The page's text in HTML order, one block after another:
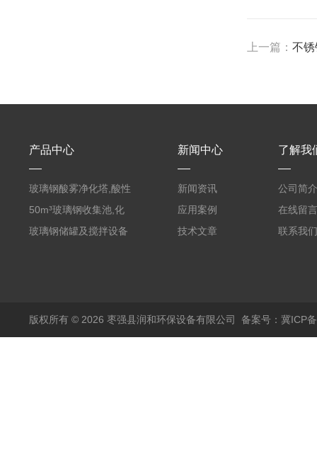
上一篇：不
产品中心
玻璃钢酸雾净化塔,酸性
废气洗涤塔处理工艺
50m³玻璃钢收集池,化
粪罐
玻璃钢储罐及搅拌设备
新闻中心
新闻资讯
应用案例
技术文章
了解我
公司简介
在线留言
联系我们
版权所有 © 2026 枣强县润和环保设备有限公司 备案号：冀ICP